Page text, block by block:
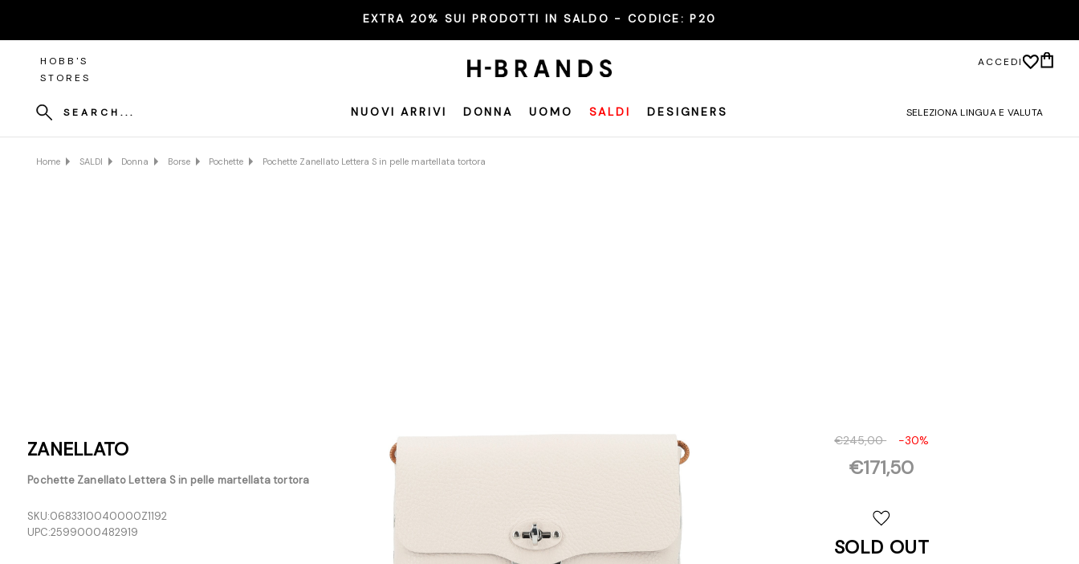
EXTRA 20% SUI PRODOTTI IN SALDO - CODICE:P20
HOBB'S
STORES
ACCEDI
SEARCH... NUOVI ARRIVI DONNA UOMO SALDI DESIGNERS SELEZIONA LINGUA E VALUTA
Home SALDI Donna Borse Pochette Pochette Zanellato Lettera S in pelle martellata tortora
ZANELLATO
Pochette Zanellato Lettera S in pelle martellata tortora
SKU:0683310040000Z1192
UPC:2599000482919
€245,00 -30%
€171,50
SOLD OUT